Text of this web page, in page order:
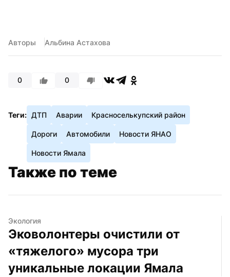
Авторы Альбина Астахова
0 0
Теги: ДТП Аварии Красноселькупский район
Дороги Автомобили Новости ЯНАО
Новости Ямала
Также по теме
Экология
Эковолонтеры очистили от
«тяжелого» мусора три
уникальные локации Ямала